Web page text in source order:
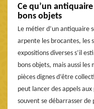
Ce qu’un
bons objets
Le métier d’un antiquaire
arpente les brocantes, les
expositions diverses s’il
bons objets, mais aussi
pièces dignes d’être
peut lancer des appels
souvent se débarrasser